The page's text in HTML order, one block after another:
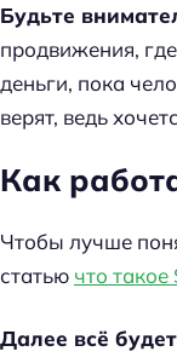
Будьте
продвижения,
деньги, пока
верят, ведь
Как
Чтобы лучше
статью что
Далее всё